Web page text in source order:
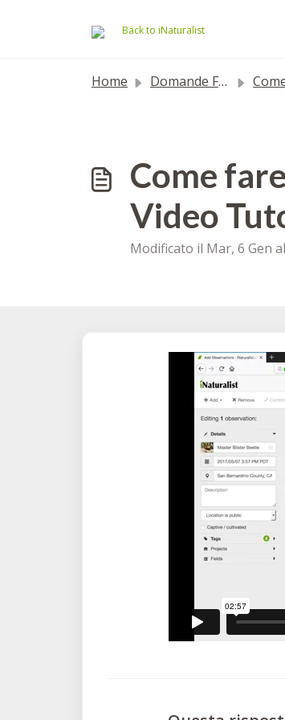
Back to iNaturalist
Home Domande Frequenti (FAQ)
Come
Video
Modificato il Mar, 6 Gen